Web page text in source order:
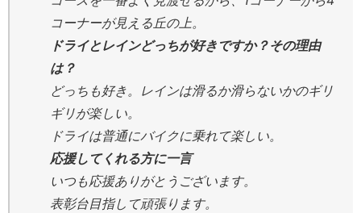
コーナーが見える丘の上。
ドライとレインどっちが好きですか？その理由
は？
どっちも好き。レインは滑るか滑らないかのギリ
ギリが楽しい。
ドライは普通にバイクに乗れて楽しい。
応援してくれる方に一言
いつも応援ありがとうございます。
表彰台目指して頑張ります。